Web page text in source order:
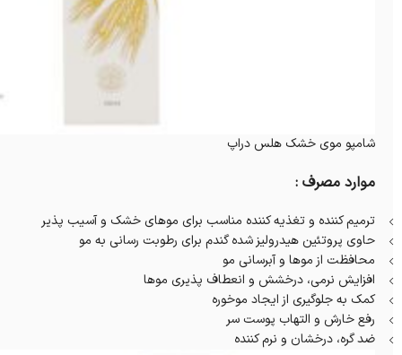
شامپو موی خشک هلس دراپ
موارد مصرف :
ترمیم کننده و تغذیه کننده مناسب برای موهای خشک و آسیب پذیر
حاوی پروتئین هیدرولیز شده گندم برای رطوبت رسانی به مو
محافظت از موها و آبرسانی مو
افزایش نرمی، درخشش و انعطاف پذیری موها
کمک به جلوگیری از ایجاد موخوره
رفع خارش و التهاب پوست سر
ضد گره، درخشان و نرم کننده